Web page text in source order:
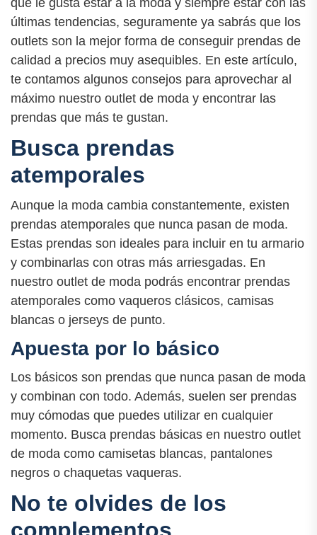
que le gusta estar a la moda y siempre estar con las
últimas tendencias, seguramente ya sabrás que los
outlets son la mejor forma de conseguir prendas de
calidad a precios muy asequibles. En este artículo,
te contamos algunos consejos para aprovechar al
máximo nuestro outlet de moda y encontrar las
prendas que más te gustan.
Busca prendas
atemporales
Aunque la moda cambia constantemente, existen
prendas atemporales que nunca pasan de moda.
Estas prendas son ideales para incluir en tu armario
y combinarlas con otras más arriesgadas. En
nuestro outlet de moda podrás encontrar prendas
atemporales como vaqueros clásicos, camisas
blancas o jerseys de punto.
Apuesta por lo básico
Los básicos son prendas que nunca pasan de moda
y combinan con todo. Además, suelen ser prendas
muy cómodas que puedes utilizar en cualquier
momento. Busca prendas básicas en nuestro outlet
de moda como camisetas blancas, pantalones
negros o chaquetas vaqueras.
No te olvides de los